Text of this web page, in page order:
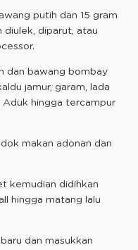
putih dan 15 gram
diulek, diparut, atau
dan bawang bombay
jamur, garam, lada
Aduk hingga tercampur
makan adonan dan
kemudian didihkan
hingga matang lalu
dan masukkan